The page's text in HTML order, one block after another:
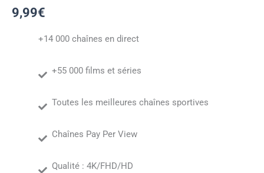
9,99€
+14 000 chaînes en direct
+55 000 films et séries
Toutes les meilleures chaînes sportives
Chaînes Pay Per View
Qualité : 4K/FHD/HD